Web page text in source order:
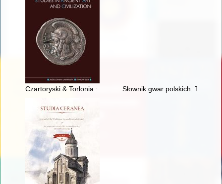
Czartoryski & Torlonia : a collection of Roman marble statues
Słownik gwar polskich. T. 10 z.